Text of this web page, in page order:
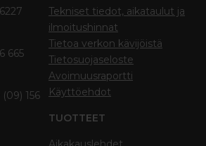
665
156
Tekniset tiedot, aikataulut ja
ilmoitushinnat
Tietoa verkon kävijöistä
Tietosuojaseloste
Avoimuusraportti
Käyttöehdot
TUOTTEET